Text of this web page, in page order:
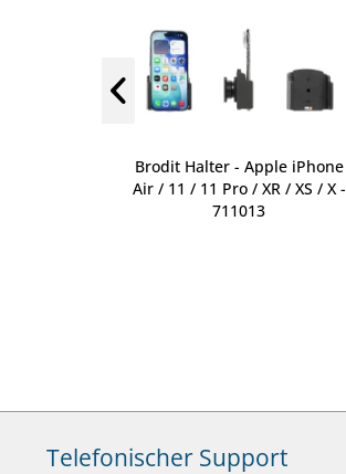
Brodit Halter - Apple iPhone
Air / 11 / 11 Pro / XR / XS / X -
711013
Telefonischer Support